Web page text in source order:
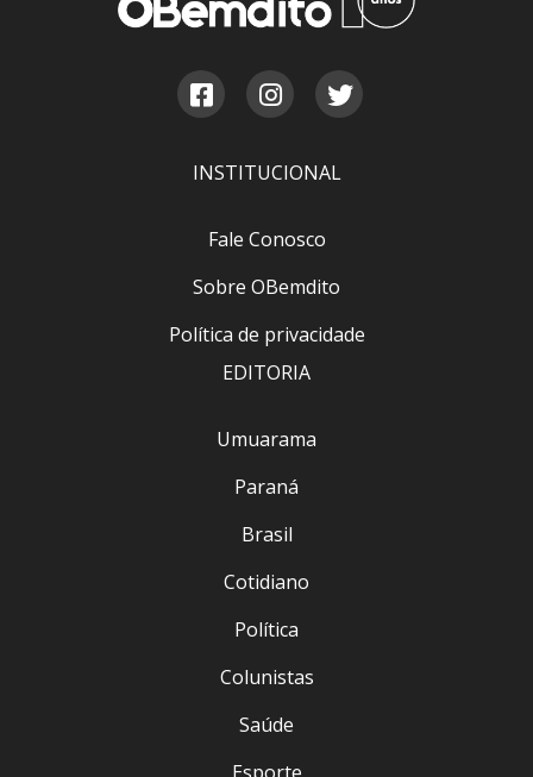
INSTITUCIONAL
Fale Conosco
Sobre OBemdito
Política de privacidade
EDITORIA
Umuarama
Paraná
Brasil
Cotidiano
Política
Colunistas
Saúde
Esporte